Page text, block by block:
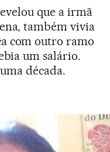
que a irmã
também vivia
com outro ramo
um salário.
década.